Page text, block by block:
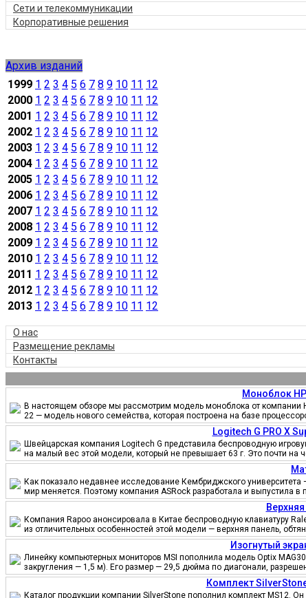
Сети и телекоммуникации
Корпоративные решения
Архив изданий
1999 1 2 3 4 5 6 7 8 9 10 11 12
2000 1 2 3 4 5 6 7 8 9 10 11 12
2001 1 2 3 4 5 6 7 8 9 10 11 12
2002 1 2 3 4 5 6 7 8 9 10 11 12
2003 1 2 3 4 5 6 7 8 9 10 11 12
2004 1 2 3 4 5 6 7 8 9 10 11 12
2005 1 2 3 4 5 6 7 8 9 10 11 12
2006 1 2 3 4 5 6 7 8 9 10 11 12
2007 1 2 3 4 5 6 7 8 9 10 11 12
2008 1 2 3 4 5 6 7 8 9 10 11 12
2009 1 2 3 4 5 6 7 8 9 10 11 12
2010 1 2 3 4 5 6 7 8 9 10 11 12
2011 1 2 3 4 5 6 7 8 9 10 11 12
2012 1 2 3 4 5 6 7 8 9 10 11 12
2013 1 2 3 4 5 6 7 8 9 10 11 12
О нас
Размещение рекламы
Контакты
Моноблок
В настоящем обзоре мы рассмотрим модель моноблока от компании
22 — модель нового семейства, которая построена на базе
Logitech G PRO X
Швейцарская компания Logitech G представила беспроводную
на малый вес этой модели, который не превышает 63 г. Это почти на
Как показало недавнее исследование Кембриджского
мир меняется. Поэтому компания ASRock разработала и выпустила
Компания Rapoo анонсировала в Китае беспроводную клавиатуру
из отличительных особенностей этой модели — верхняя панель,
Изогнутый
Линейку компьютерных мониторов MSI пополнила модель Optix
закругления — 1,5 м). Его размер — 29,5 дюйма по диагонали,
Комплект
Каталог продукции компании SilverStone пополнил комплект MS12.